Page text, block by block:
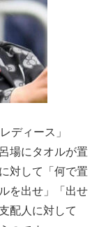
ディース」
場にタオルが置
対して「何で置
を出せ」「出せ
配人に対して